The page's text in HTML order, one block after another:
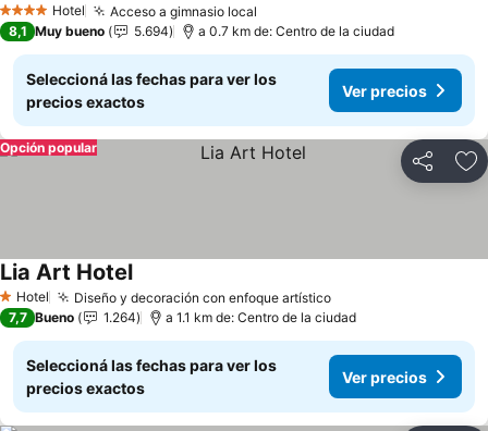
4 EstrellasHotel Acceso a gimnasio local
8,1 Muy bueno 5.694 a 0.7 km de: Centro de la ciudad
Seleccioná las fechas para ver los
precios exactos
Ver precios
Compartir
Opción popular
1 Estrellas
Hotel Diseño y decoración con enfoque artísticoVer precios
Lia Art HotelVer precios
7,7 Bueno 1.264 a 1.1 km de: Centro de la ciudad
Seleccioná las fechas para ver los
precios exactos
Ver precios